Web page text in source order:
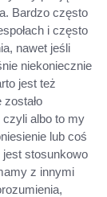
Bardzo często
i często
nawet jeśli
niekoniecznie
jest też
czyli albo to my
lub coś
stosunkowo
z innymi